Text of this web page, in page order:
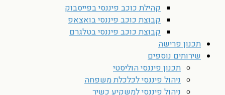
קהילת כוכב פיננסי בפייסבוק
קבוצת כוכב פיננסי בואצאפ
קבוצת כוכב פיננסי בטלגרם
תכנון פרישה
שירותים נוספים
תכנון פיננסי הוליסטי
ניהול פיננסי לכלכלת משפחה
ניהול פיננסי למשקיע כשיר